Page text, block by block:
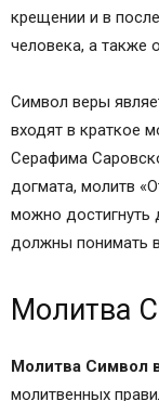
крещении и в
человека, а также
Символ веры
входят в краткое
Серафима
догмата, молитв
можно достигнуть
должны понимать
Молитва
Молитва Символ
молитвенных